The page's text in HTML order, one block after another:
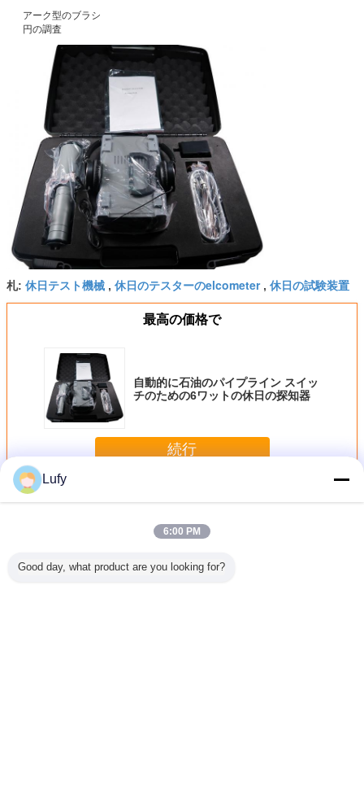
アーク型のブラシ
円の調査
札: 休日テスト機械 , 休日のテスターのelcometer, 休日の試験装置
最高の価格で
自動的に石油のパイプライン スイッ
チのための6ワットの休日の探知器
続行
多くホリデー検出器
Lufy
6:00 PM
Good day, what product are you looking for?